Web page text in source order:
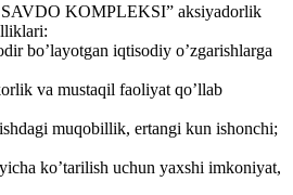
KOMPLEKSI” aksiyadorlik
bo’layotgan iqtisodiy o’zgarishlarga
va mustaqil faoliyat qo’llab
muqobillik, ertangi kun ishonchi;
ko’tarilish uchun yaxshi imkoniyat,